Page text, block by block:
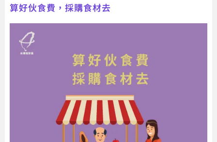
算好伙食費，採購食材去